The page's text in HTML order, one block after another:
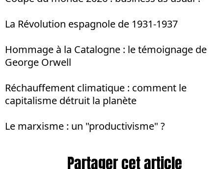
La Révolution espagnole de 1931-1937
Hommage à la Catalogne : le témoignage de
George Orwell
Réchauffement climatique : comment le
capitalisme détruit la planète
Le marxisme : un "productivisme" ?